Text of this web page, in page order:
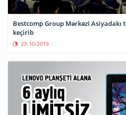
Bestcomp Group Mərkəzi
keçirib
23-10-2019